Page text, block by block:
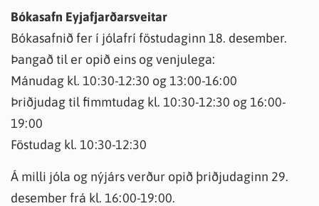
Bókasafn Eyjafjarðarsveitar
Bókasafnið fer í jólafrí föstudaginn 18. desember.
Þangað til er opið eins og venjulega:
Mánudag kl. 10:30-12:30 og 13:00-16:00
Þriðjudag til fimmtudag kl. 10:30-12:30 og 16:00-
19:00
Föstudag kl. 10:30-12:30
Á milli jóla og nýjárs verður opið þriðjudaginn 29.
desember frá kl. 16:00-19:00.